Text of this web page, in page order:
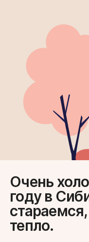
Очень
году в
тепло.